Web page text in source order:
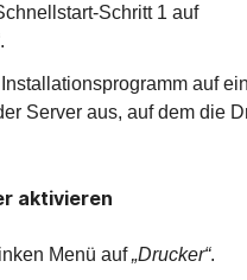
Schritt 1 auf
auf
Server aus, auf dem die
aktivieren
Menü auf„Drucker“.